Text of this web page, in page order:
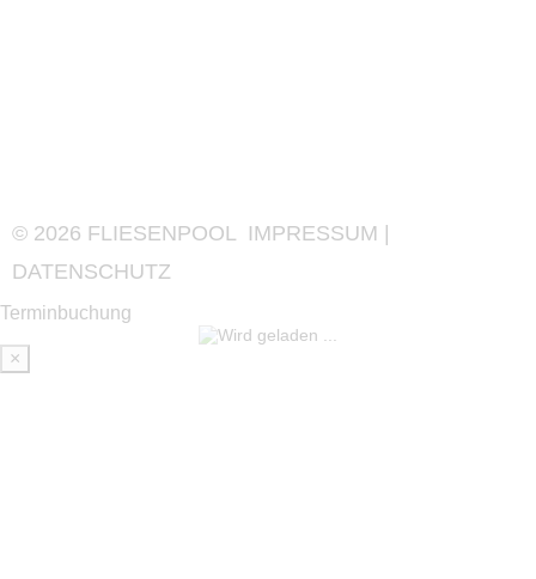
© 2026 FLIESENPOOL IMPRESSUM
DATENSCHUTZ
Terminbuchung
×